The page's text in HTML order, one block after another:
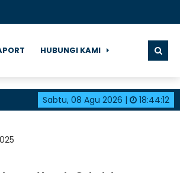
HUBUNGI KAMI
Sabtu, 08 Agu 2026 | 18:44:13